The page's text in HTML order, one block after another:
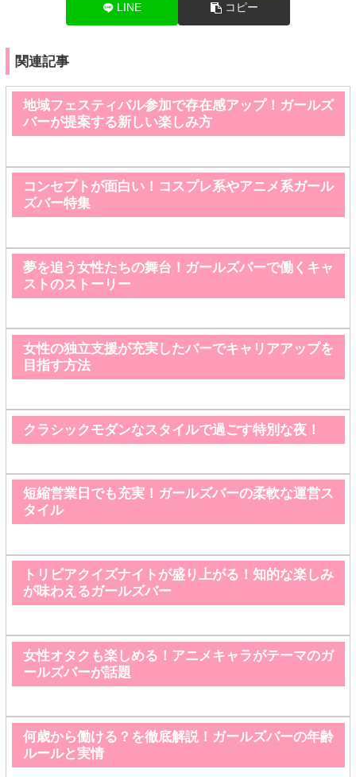
LINE コピー
関連記事
地域フェスティバル参加で存在感アップ！ガールズ
バーが提案する新しい楽しみ方
コンセプトが面白い！コスプレ系やアニメ系ガール
ズバー特集
夢を追う女性たちの舞台！ガールズバーで働くキャ
ストのストーリー
女性の独立支援が充実したバーでキャリアアップを
目指す方法
クラシックモダンなスタイルで過ごす特別な夜！
短縮営業日でも充実！ガールズバーの柔軟な運営ス
タイル
トリビアクイズナイトが盛り上がる！知的な楽しみ
が味わえるガールズバー
女性オタクも楽しめる！アニメキャラがテーマのガ
ールズバーが話題
何歳から働ける？を徹底解説！ガールズバーの年齢
ルールと実情